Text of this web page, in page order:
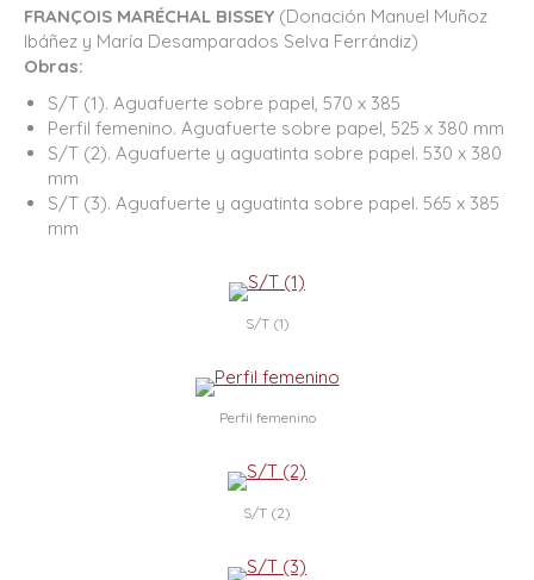
FRANÇOIS MARÉCHAL BISSEY (Donación Manuel Muñoz
Ibáñez y María Desamparados Selva Ferrándiz)
Obras:
S/T (1). Aguafuerte sobre papel, 570 x 385
Perfil femenino. Aguafuerte sobre papel, 525 x 380 mm
S/T (2). Aguafuerte y aguatinta sobre papel. 530 x 380
mm
S/T (3). Aguafuerte y aguatinta sobre papel. 565 x 385
mm
S/T (1)
Perfil femenino
S/T (2)